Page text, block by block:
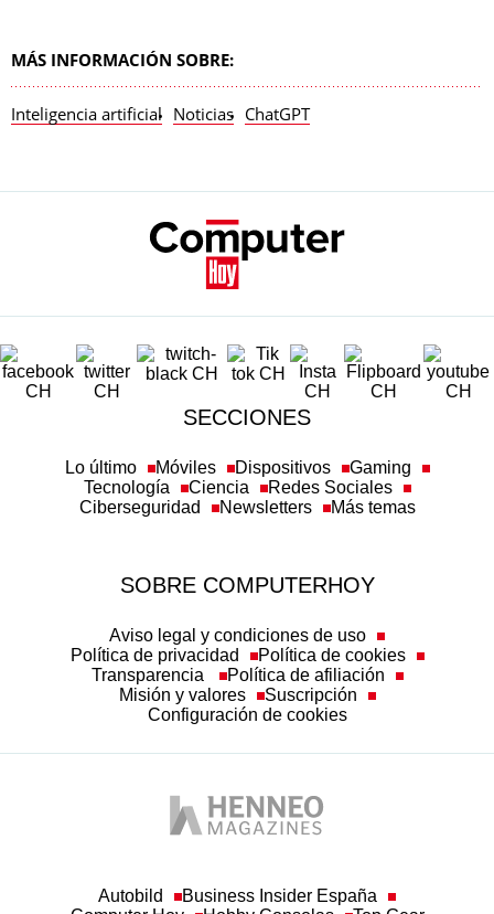
MÁS INFORMACIÓN SOBRE:
Inteligencia artificial Noticias ChatGPT
SECCIONES
Lo último Móviles Dispositivos
Gaming
Tecnología
Ciencia
Redes Sociales
Ciberseguridad
Newsletters Más temas
SOBRE COMPUTERHOY
Aviso legal y condiciones de uso
Política de privacidad
Política de cookies
Transparencia
Política de afiliación
Misión y valores
Suscripción
Configuración de cookies
Autobild
Business Insider España